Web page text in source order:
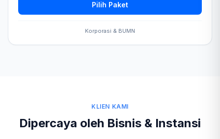
Pilih Paket
Korporasi & BUMN
KLIEN KAMI
Dipercaya oleh Bisnis & Instansi